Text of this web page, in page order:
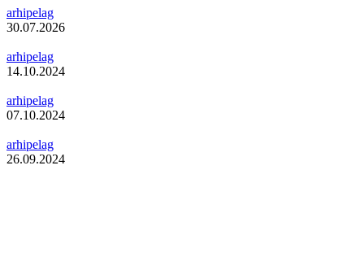
arhipelag
30.07.2026
arhipelag
14.10.2024
arhipelag
07.10.2024
arhipelag
26.09.2024